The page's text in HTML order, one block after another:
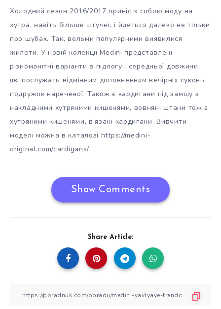
Холодний сезон 2016/2017 приніс з собою моду на
хутра, навіть більше штучні, і йдеться далеко не тільки
про шубах. Так, вельми популярними виявилися
жилети. У новій колекції Medini представлені
різноманітні варіанти в підлогу і середньої довжини,
які послужать відмінним доповненням вечірніх суконь
подружок нареченої. Також є кардигани під замшу з
накладними хутряними кишенями, вовняні штани теж з
хутряними кишенями, в’язані кардигани. Вивчити
моделі можна в каталозі https://medini-
original.com/cardigans/.
Show Comments
Share Article: